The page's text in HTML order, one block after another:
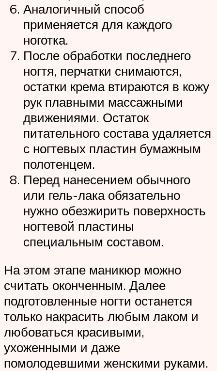
Аналогичный способ
применяется для каждого
ноготка.
После обработки последнего
ногтя, перчатки снимаются,
остатки крема втираются в кожу
рук плавными массажными
движениями. Остаток
питательного состава удаляется
с ногтевых пластин бумажным
полотенцем.
Перед нанесением обычного
или гель-лака обязательно
нужно обезжирить поверхность
ногтевой пластины
специальным составом.
На этом этапе маникюр можно
считать оконченным. Далее
подготовленные ногти останется
только накрасить любым лаком и
любоваться красивыми,
ухоженными и даже
помолодевшими женскими руками.